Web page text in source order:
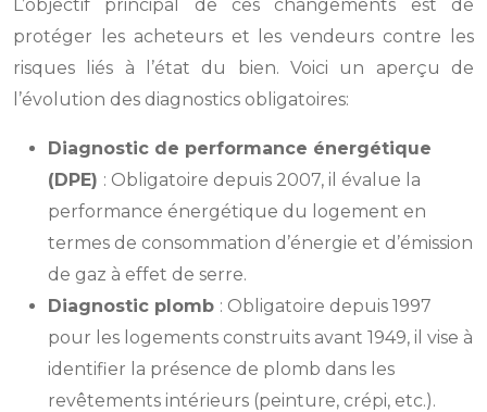
L’objectif principal de ces changements est de
protéger les acheteurs et les vendeurs contre les
risques liés à l’état du bien. Voici un aperçu de
l’évolution des diagnostics obligatoires:
Diagnostic de performance énergétique
(DPE) : Obligatoire depuis 2007, il évalue la
performance énergétique du logement en
termes de consommation d’énergie et d’émission
de gaz à effet de serre.
Diagnostic plomb : Obligatoire depuis 1997
pour les logements construits avant 1949, il vise à
identifier la présence de plomb dans les
revêtements intérieurs (peinture, crépi, etc.).